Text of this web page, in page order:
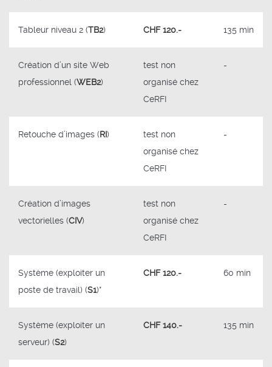
Tableur niveau 2 (TB2) CHF 120.- 135 min
Création d’un site Web
professionnel (WEB2)
test non
organisé chez
CeRFI
-
Retouche d’images (RI)
test non
organisé chez
CeRFI
-
Création d’images
vectorielles (CIV)
test non
organisé chez
CeRFI
-
Système (exploiter un
poste de travail) (S1)*
CHF 120.- 60 min
Système (exploiter un
serveur) (S2)
CHF 140.- 135 min